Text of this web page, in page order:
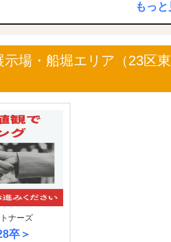
もっと
示場・船堀エリア（23区
ナーズ
卒＞